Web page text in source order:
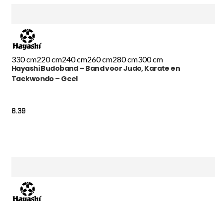
330 cm220 cm240 cm260 cm280 cm300 cm
Hayashi Budoband – Band voor Judo, Karate en
Taekwondo – Geel
6.39